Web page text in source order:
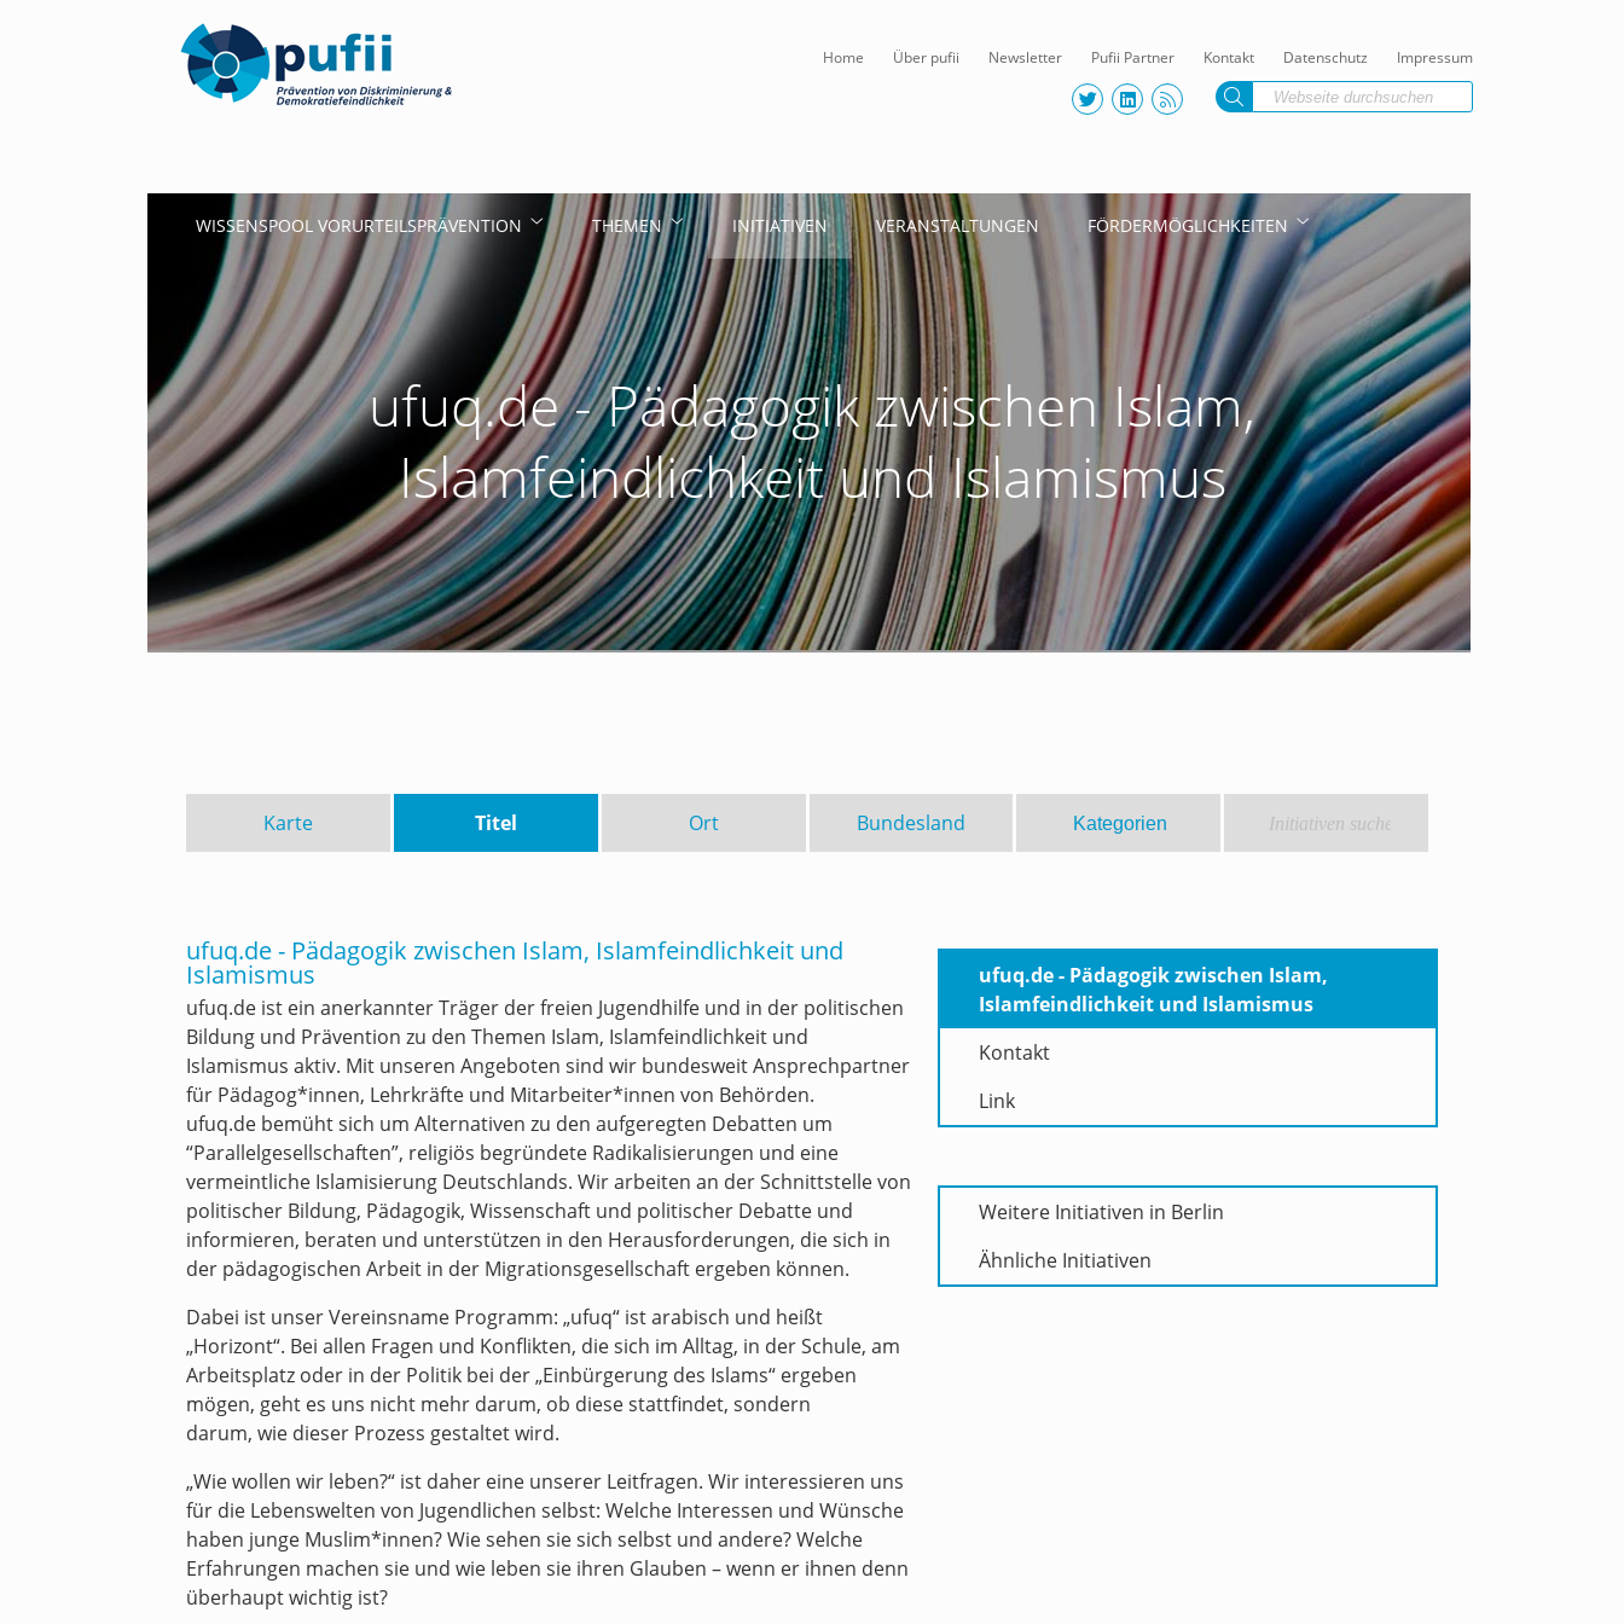
Impressum
Datenschutz
Kontakt
Pufii Partner
Newsletter
Über pufii
Home
WISSENSPOOL VORURTEILSPRÄVENTION THEMEN INITIATIVEN VERANSTALTUNGEN FÖRDERMÖGLICHKEITEN
ufuq.de - Pädagogik zwischen Islam,
Islamfeindlichkeit und Islamismus
Karte Titel Ort Bundesland
ufuq.de - Pädagogik zwischen Islam, Islamfeindlichkeit und
Islamismus
ufuq.de ist ein anerkannter Träger der freien Jugendhilfe und in der politischen
Bildung und Prävention zu den Themen Islam, Islamfeindlichkeit und
Islamismus aktiv. Mit unseren Angeboten sind wir bundesweit Ansprechpartner
für Pädagog*innen, Lehrkräfte und Mitarbeiter*innen von Behörden.
ufuq.de bemüht sich um Alternativen zu den aufgeregten Debatten um
“Parallelgesellschaften”, religiös begründete Radikalisierungen und eine
vermeintliche Islamisierung Deutschlands. Wir arbeiten an der Schnittstelle von
politischer Bildung, Pädagogik, Wissenschaft und politischer Debatte und
informieren, beraten und unterstützen in den Herausforderungen, die sich in
der pädagogischen Arbeit in der Migrationsgesellschaft ergeben können.
Dabei ist unser Vereinsname Programm: „ufuq“ ist arabisch und heißt
„Horizont“. Bei allen Fragen und Konflikten, die sich im Alltag, in der Schule, am
Arbeitsplatz oder in der Politik bei der „Einbürgerung des Islams“ ergeben
mögen, geht es uns nicht mehr darum, ob diese stattfindet, sondern
darum, wie dieser Prozess gestaltet wird.
„Wie wollen wir leben?“ ist daher eine unserer Leitfragen. Wir interessieren uns
für die Lebenswelten von Jugendlichen selbst: Welche Interessen und Wünsche
haben junge Muslim*innen? Wie sehen sie sich selbst und andere? Welche
Erfahrungen machen sie und wie leben sie ihren Glauben – wenn er ihnen denn
überhaupt wichtig ist?
ufuq.de - Pädagogik zwischen Islam,
Islamfeindlichkeit und Islamismus
Kontakt
Link
Weitere Initiativen in Berlin
Ähnliche Initiativen